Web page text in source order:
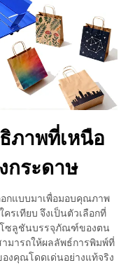
ภาพที่เหนือ
กระดาษ
อกแบบมาเพื่อมอบคุณภาพ
รเทียบ จึงเป็นตัวเลือกที่
โซลูชันบรรจุภัณฑ์ของตน
ามารถให้ผลลัพธ์การพิมพ์ที่
งคุณโดดเด่นอย่างแท้จริง